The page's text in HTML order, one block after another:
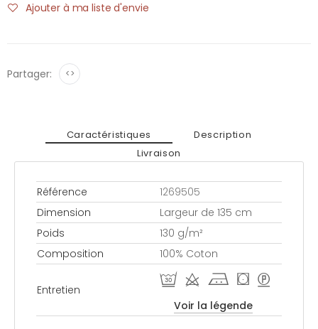
Ajouter à ma liste d'envie
Partager: <>
Caractéristiques
Description
Livraison
Référence
1269505
Dimension
Largeur de 135 cm
Poids
130 g/m²
Composition
100% Coton
Entretien
R d j ( >
Voir la légende